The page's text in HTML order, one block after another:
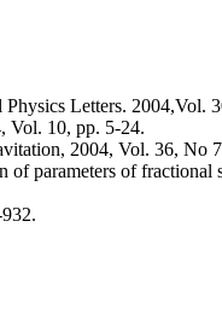
Letters. 2004,Vol.
Vol. 10, pp. 5-24.
2004, Vol. 36, No
parameters of fractional